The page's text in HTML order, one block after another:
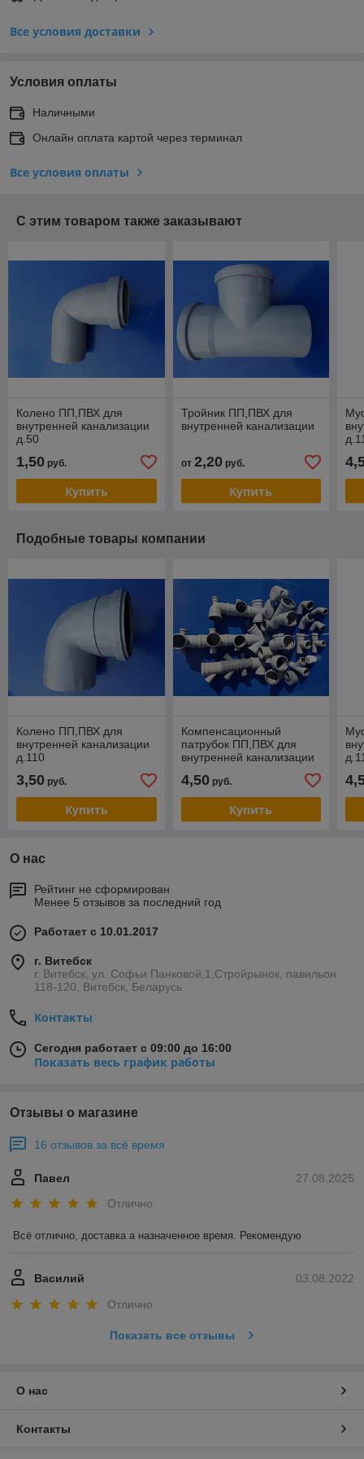
Все условия доставки
Условия оплаты
Наличными
Онлайн оплата картой через терминал
Все условия оплаты
С этим товаром также заказывают
Колено ПП,ПВХ для
внутренней канализации
д.50
1,50 руб.
Купить
Тройник ПП,ПВХ для
внутренней канализации
от 2,20руб.
Купить
Подобные товары компании
Колено ПП,ПВХ для
внутренней канализации
д.110
3,50 руб.
Купить
Компенсационный
патрубок ПП,ПВХ для
внутренней канализации
4,50руб.
Купить
О нас
Рейтинг не сформирован
Менее 5 отзывов за последний год
Работает с 10.01.2017
г. Витебск
г. Витебск, ул. Софьи Панковой,1,Стройрынок, павильон
118-120, Витебск, Беларусь
Контакты
Сегодня работает с 09:00 до 16:00
Показать весь график работы
Отзывы о магазине
16 отзывов за всё время
27.08.2025
Павел
Отлично
Всё отлично, доставка а назначенное время. Рекомендую
03.08.2022
Василий
Отлично
Показать все отзывы
О нас
Контакты